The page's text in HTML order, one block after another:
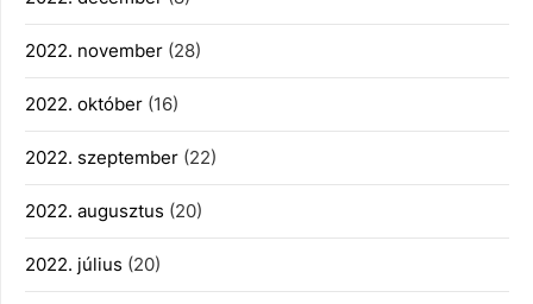
2022. november (28)
2022. október (16)
2022. szeptember (22)
2022. augusztus (20)
2022. július (20)